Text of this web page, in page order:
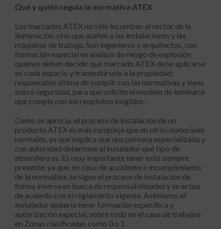
Qué y quién regula la normativa ATEX
Los marcados ATEX no sólo incumben al sector de la
iluminación, sino que atañen a las instalaciones y las
máquinas de trabajo. Son ingenieros o arquitectos, con
formación especial en análisis de riesgo de explosión
quienes deben decidir qué marcado ATEX debe aplicarse
en cada espacio y transmitírselo a la propiedad,
responsable última de cumplir con las normativas y leyes
sobre seguridad, para que solicite el modelo de luminaria
que cumple con los requisitos exigidos.
Como se aprecia, el proceso de instalación de un
producto ATEX es más complejo que en otros materiales
normales, ya que implica que una persona especializada y
con autoridad determine al instalador qué tipo de
atmósfera es. Es muy importante tener esto siempre
presente, ya que, en caso de accidente o incumplimiento
de la normativa, se sigue el proceso de instalación de
forma inversa en busca de responsabilidades y se actúa
de acuerdo con el reglamento vigente. Asimismo, el
instalador debería tener formación específica y
autorización especial, sobre todo en el caso de trabajos
en Zonas clasificadas como 0 o 1.